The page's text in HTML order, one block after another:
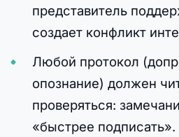
представитель
создает конфликт
Любой протокол
опознание) должен
проверяться:
«быстрее подписать».